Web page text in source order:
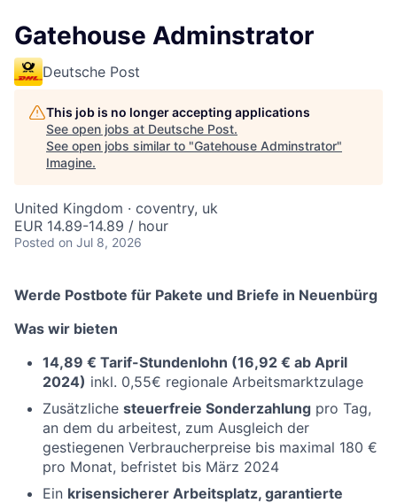
Gatehouse Adminstrator
Deutsche Post
This job is no longer accepting applications
See open jobs at Deutsche Post.
See open jobs similar to "Gatehouse Adminstrator"
Imagine.
United Kingdom · coventry, uk
EUR 14.89-14.89 / hour
Posted on Jul 8, 2026
Werde Postbote für Pakete und Briefe in Neuenbürg
Was wir bieten
14,89 € Tarif-Stundenlohn (16,92 € ab April
2024) inkl. 0,55€ regionale Arbeitsmarktzulage
Zusätzliche steuerfreie Sonderzahlung pro Tag,
an dem du arbeitest, zum Ausgleich der
gestiegenen Verbraucherpreise bis maximal 180 €
pro Monat, befristet bis März 2024
Ein krisensicherer Arbeitsplatz, garantierte